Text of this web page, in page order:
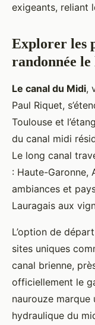
exigeants, reliant
Explorer les
randonnée
Le canal du Midi,
Paul Riquet,
Toulouse et
du canal midi
Le long canal
: Haute-Garonne,
ambiances et
Lauragais aux
L’option de
sites uniques
canal brienne,
officiellement le
naurouze
hydraulique du